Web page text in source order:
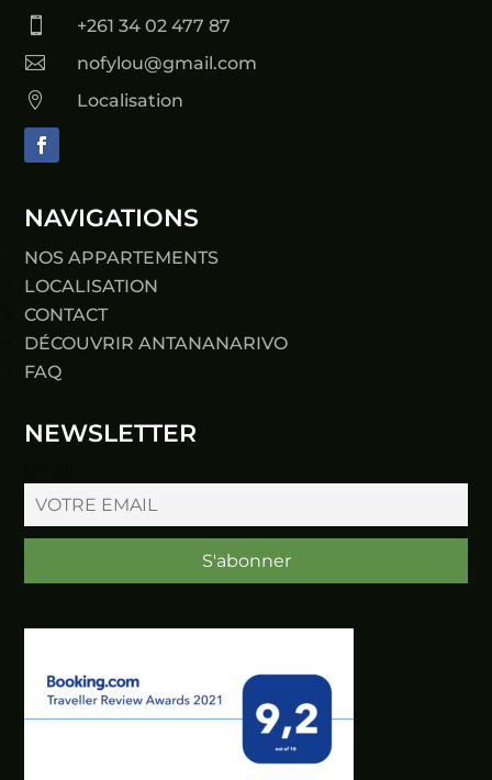
 +261 34 02 477 87
 nofylou@gmail.com
 Localisation
NAVIGATIONS
NOS APPARTEMENTS
LOCALISATION
CONTACT
DÉCOUVRIR ANTANANARIVO
FAQ
NEWSLETTER